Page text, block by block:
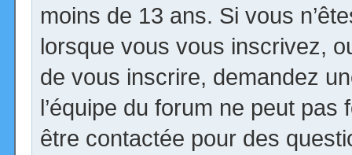
moins de 13 ans. Si vous
lorsque vous vous inscrivez,
de vous inscrire, demandez
l’équipe du forum ne peut
être contactée pour des